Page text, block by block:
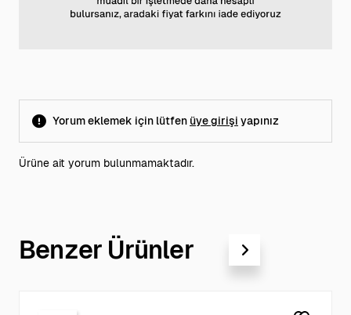
Yorum eklemek için lütfen üye girişi yapınız
Ürüne ait yorum bulunmamaktadır.
Benzer Ürünler